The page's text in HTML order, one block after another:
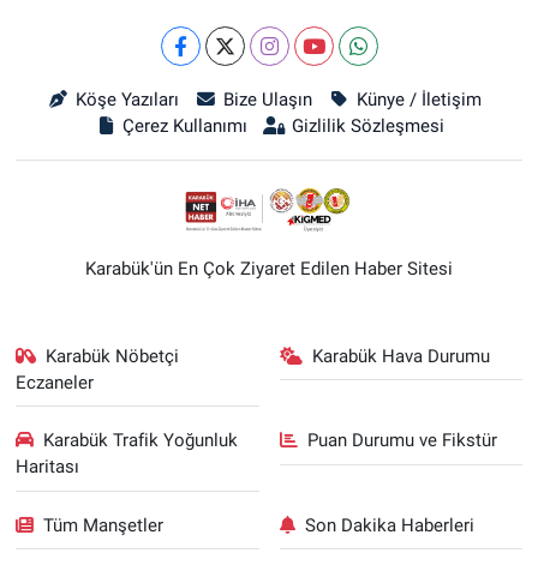
Köşe Yazıları Bize Ulaşın
Künye / İletişim
Çerez Kullanımı
Gizlilik Sözleşmesi
Karabük'ün En Çok Ziyaret Edilen Haber Sitesi
Karabük Nöbetçi
Eczaneler
Karabük Hava Durumu
Karabük Trafik Yoğunluk
Haritası
Puan Durumu ve Fikstür
Tüm Manşetler Son Dakika Haberleri